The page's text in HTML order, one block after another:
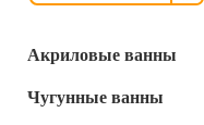
Акриловые ванны
Чугунные ванны